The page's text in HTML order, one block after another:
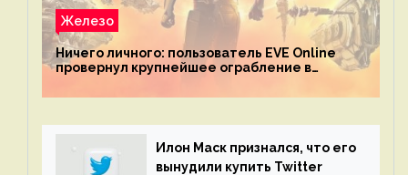
Железо
Ничего личного: пользователь EVE Online
провернул крупнейшее ограбление в
механике
Илон Маск признался, что его
вынудили купить Twitter